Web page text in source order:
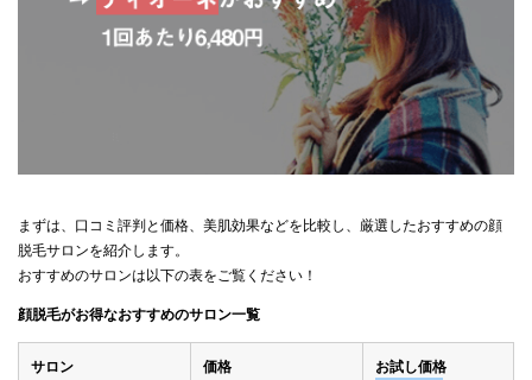
まずは、口コミ評判と価格、美肌効果などを比較し、厳選したおすすめの顔
脱毛サロンを紹介します。
おすすめのサロンは以下の表をご覧ください！
顔脱毛がお得なおすすめのサロン一覧
サロン 価格 お試し価格